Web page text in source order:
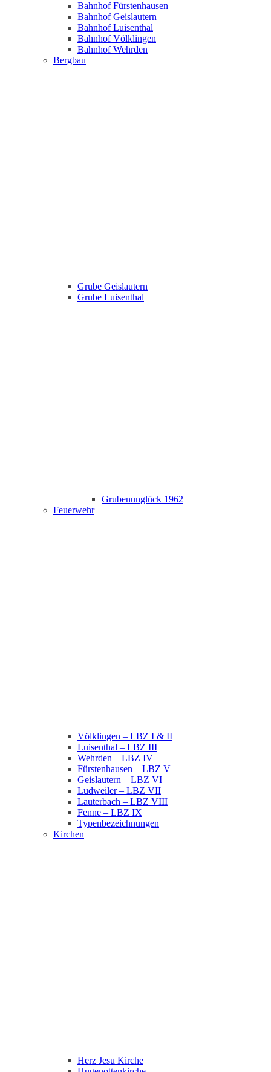
Bahnhof Fürstenhausen
Bahnhof Geislautern
Bahnhof Luisenthal
Bahnhof Völklingen
Bahnhof Wehrden
Bergbau
Grube Geislautern
Grube Luisenthal
Grubenunglück 1962
Feuerwehr
Völklingen – LBZ I & II
Luisenthal – LBZ III
Wehrden – LBZ IV
Fürstenhausen – LBZ V
Geislautern – LBZ VI
Ludweiler – LBZ VII
Lauterbach – LBZ VIII
Fenne – LBZ IX
Typenbezeichnungen
Kirchen
Herz Jesu Kirche